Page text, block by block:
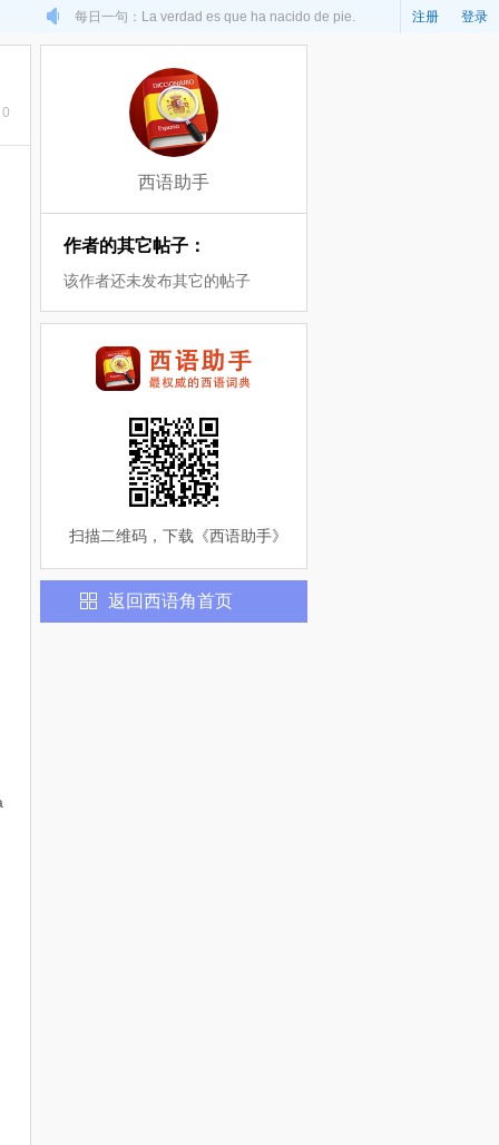
注册 登录
每日一句：La verdad es que ha nacido de pie.
0
西语助手
作者的其它帖子：
该作者还未发布其它的帖子
扫描二维码，下载《西语助手》
返回西语角首页